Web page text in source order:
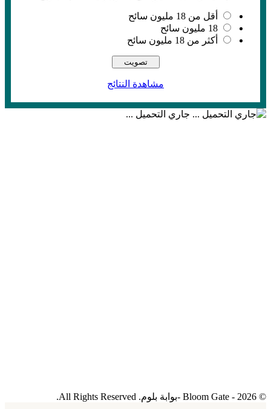
أقل من 18 مليون سائح
18 مليون سائح
أكثر من 18 مليون سائح
مشاهدة النتائج
جاري التحميل ...
© 2026 - Bloom Gate -بوابة بلوم. All Rights Reserved.